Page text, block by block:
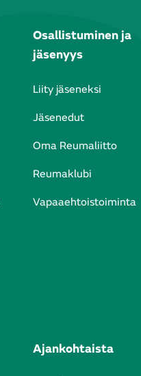
Osallistuminen ja
jäsenyys
Liity jäseneksi
Jäsenedut
Oma Reumaliitto
Reumaklubi
Vapaaehtoistoiminta
Ajankohtaista